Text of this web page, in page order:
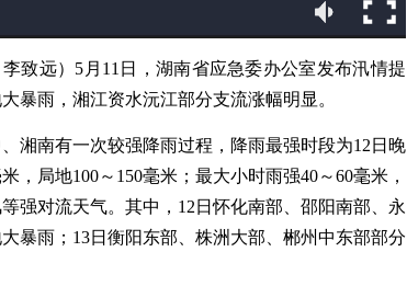
致远）5月11日，湖南省应急委办公室发布汛情提
暴雨，湘江资水沅江部分支流涨幅明显。
湘南有一次较强降雨过程，降雨最强时段为12日晚
，局地100～150毫米；最大小时雨强40～60毫米，
强对流天气。其中，12日怀化南部、邵阳南部、永
暴雨；13日衡阳东部、株洲大部、郴州中东部部分